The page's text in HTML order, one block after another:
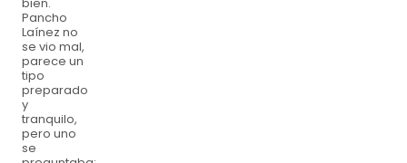
bien.
Pancho
Laínez no
se vio mal,
parece un
tipo
preparado
y
tranquilo,
pero uno
se